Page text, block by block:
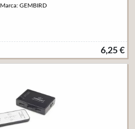
Marca: GEMBIRD
6,25 €